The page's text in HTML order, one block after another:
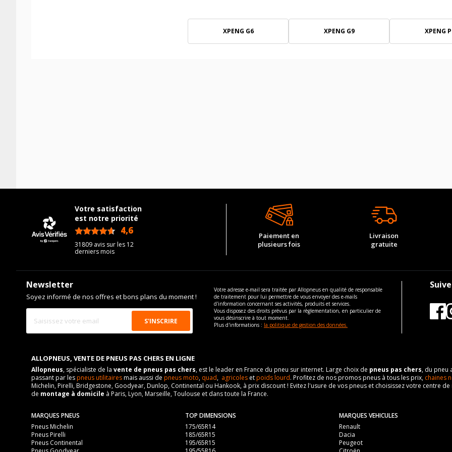
XPENG G6 XPENG G9 XPENG
Votre satisfaction
est notre priorité
4,6
31809 avis sur les 12
derniers mois
Paiement en
plusieurs fois
Livraison
gratuite
Newsletter
Soyez informé de nos offres et bons plans du moment !
Votre adresse e-mail sera traitée par Allopneus en qualité de responsable
de traitement pour lui permettre de vous envoyer des e-mails
d'information concernant ses activités, produits et services.
Vous disposez des droits prévus par la règlementation, en particulier de
vous désinscrire à tout moment.
Plus d'informations : la politique de gestion des données.
ALLOPNEUS, VENTE DE PNEUS PAS CHERS EN LIGNE
Allopneus, spécialiste de la vente de pneus pas chers, est le leader en France du pneu sur internet. Large choix de pneus pas chers, du pneu
passant par lespneus utilitairesmais aussi de pneus moto, quad, agricoles etpoids lourd. Profitez de nos promos pneus à tous les prix, chaines
Michelin, Pirelli, Bridgestone, Goodyear, Dunlop, Continental ou Hankook, à prix discount ! Evitez l'usure de vos pneus et choisissez votre centre
de montage à domicile à Paris, Lyon, Marseille, Toulouse et dans toute la France.
MARQUES PNEUS
Pneus Michelin
Pneus Pirelli
Pneus Continental
TOP DIMENSIONS
175/65R14
185/65R15
195/65R15
MARQUES VEHICULES
Renault
Dacia
Peugeot